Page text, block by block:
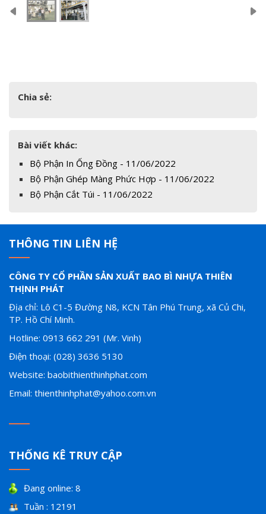
Chia sẻ:
Bài viết khác:
Bộ Phận In Ống Đồng - 11/06/2022
Bộ Phận Ghép Màng Phức Hợp - 11/06/2022
Bộ Phận Cắt Túi - 11/06/2022
THÔNG TIN LIÊN HỆ
CÔNG TY CỔ PHẦN SẢN XUẤT BAO BÌ NHỰA THIÊN
THỊNH PHÁT
Địa chỉ: Lô C1-5 Đường N8, KCN Tân Phú Trung, xã Củ Chi,
TP. Hồ Chí Minh.
Hotline: 0913 662 291 (Mr. Vinh)
Điện thoại: (028) 3636 5130
Website: baobithienthinhphat.com
Email: thienthinhphat@yahoo.com.vn
THỐNG KÊ TRUY CẬP
Đang online: 8
Tuần : 12191